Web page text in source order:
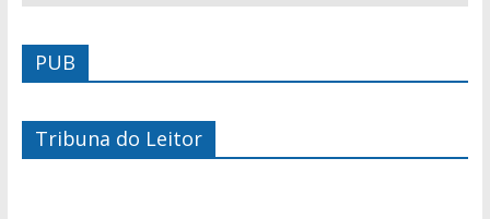
PUB
Tribuna do Leitor